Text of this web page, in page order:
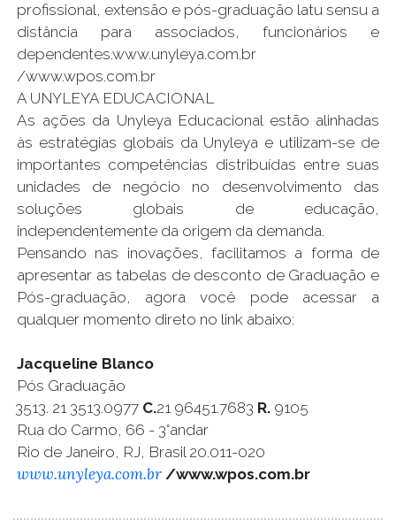
profissional, extensão e pós-graduação latu sensu a
distância para associados, funcionários e
dependentes.www.unyleya.com.br
/www.wpos.com.br
A UNYLEYA EDUCACIONAL
As ações da Unyleya Educacional estão alinhadas
às estratégias globais da Unyleya e utilizam-se de
importantes competências distribuídas entre suas
unidades de negócio no desenvolvimento das
soluções globais de educação,
independentemente da origem da demanda.
Pensando nas inovações, facilitamos a forma de
apresentar as tabelas de desconto de Graduação e
Pós-graduação, agora você pode acessar a
qualquer momento direto no link abaixo:
Jacqueline Blanco
Pós Graduação
21 3513.0977 C.21 96451.7683 R. 9105
Rua do Carmo, 66 - 3°andar
Rio de Janeiro, RJ, Brasil 20.011-020
www.unyleya.com.br /www.wpos.com.br